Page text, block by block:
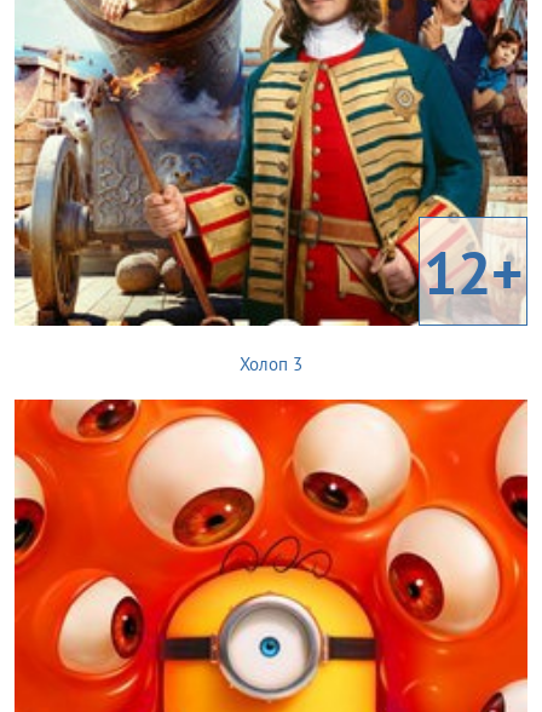
12+
Холоп 3